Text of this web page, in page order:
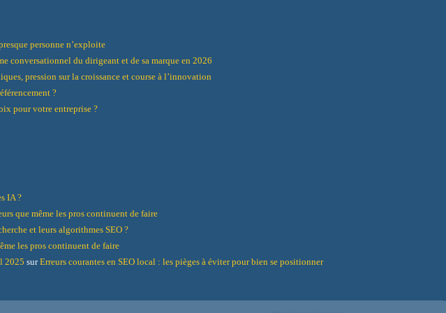
personne n’exploite
conversationnel du dirigeant et de sa marque en 2026
pression sur la croissance et course à l’innovation
?
pour votre entreprise ?
IA ?
que même les pros continuent de faire
et leurs algorithmes SEO ?
les pros continuent de faire
2025 surErreurs courantes en SEO local : les pièges à éviter pour bien se positionner